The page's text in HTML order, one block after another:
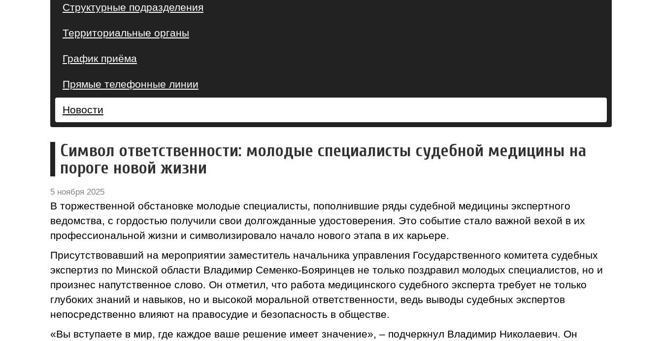
Структурные подразделения
Территориальные органы
График приёма
Прямые телефонные линии
Новости
Символ ответственности: молодые специалисты судебной медицины на
пороге новой жизни
5 ноября 2025
В торжественной обстановке молодые специалисты, пополнившие ряды судебной медицины экспертного
ведомства, с гордостью получили свои долгожданные удостоверения. Это событие стало важной вехой в их
профессиональной жизни и символизировало начало нового этапа в их карьере.
Присутствовавший на мероприятии заместитель начальника управления Государственного комитета судебных
экспертиз по Минской области Владимир Семенко-Бояринцев не только поздравил молодых специалистов, но и
произнес напутственное слово. Он отметил, что работа медицинского судебного эксперта требует не только
глубоких знаний и навыков, но и высокой моральной ответственности, ведь выводы судебных экспертов
непосредственно влияют на правосудие и безопасность в обществе.
«Вы вступаете в мир, где каждое ваше решение имеет значение», – подчеркнул Владимир Николаевич. Он